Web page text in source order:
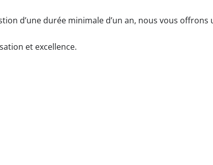
d’une durée minimale d’un an, nous vous offrons
et excellence.